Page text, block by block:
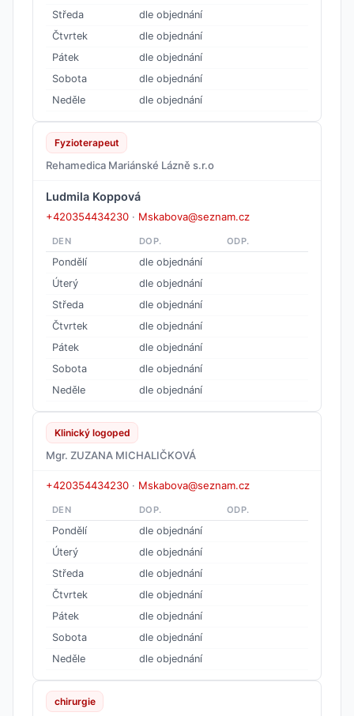
Středa
dle objednání
Čtvrtek
dle objednání
Pátek
dle objednání
Sobota
dle objednání
Neděle
dle objednání
Fyzioterapeut
Rehamedica Mariánské Lázně s.r.o
Ludmila Koppová
+420354434230 · Mskabova@seznam.cz
DEN DOP. ODP.
Pondělí
dle objednání
Úterý
dle objednání
Středa
dle objednání
Čtvrtek
dle objednání
Pátek
dle objednání
Sobota
dle objednání
Neděle
dle objednání
Klinický logoped
Mgr. ZUZANA MICHALIČKOVÁ
+420354434230 · Mskabova@seznam.cz
DEN DOP. ODP.
Pondělí
dle objednání
Úterý
dle objednání
Středa
dle objednání
Čtvrtek
dle objednání
Pátek
dle objednání
Sobota
dle objednání
Neděle
dle objednání
chirurgie